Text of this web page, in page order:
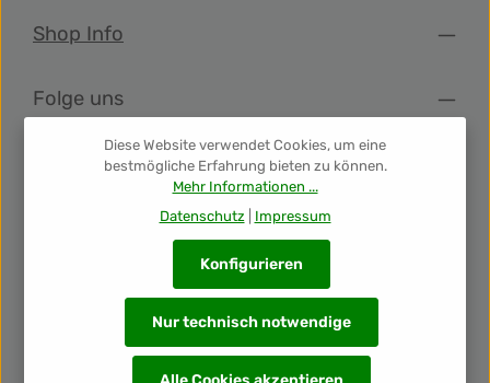
Shop Info
Folge uns
Newsletter
Unsere Auszeichnungen
Diese Website verwendet Cookies, um eine
bestmögliche Erfahrung bieten zu können.
Mehr Informationen ...
Datenschutz
Impressum
Nur technisch notwendige
Konfigurieren